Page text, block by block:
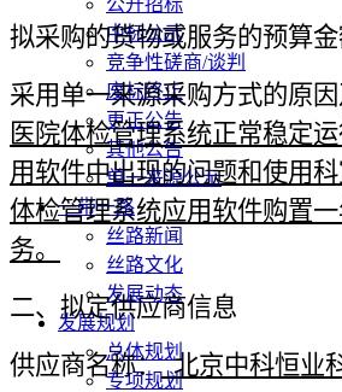
公开招标
中标公示
竞争性磋商/谈判
废标终止
更正公告
其他公告
单一来源公示
一带一路
丝路新闻
丝路文化
发展动态
发展规划
总体规划
专项规划
拟采购的货物或服务的预算金
采用单一来源采购方式的原因
医院体检管理系统正常稳定
用软件中出现的问题和使用
体检管理系统应用软件购置
务。
二、拟定供应商信息
供应商名称： 北京中科恒业